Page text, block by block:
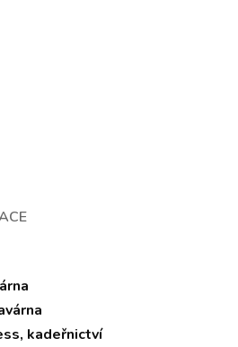
kadeřnictví